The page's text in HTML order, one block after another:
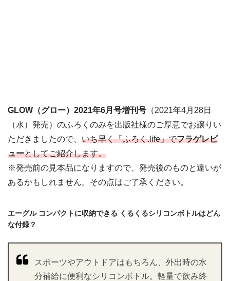
GLOW（グロー）2021年6月号増刊号 （2021年4月28日
（水）発売）のふろくのみを出版社様のご厚意でお譲りい
ただきましたので、 いち早く「ふろく.life」でフラゲレビ
ューとしてご紹介します。
※発売前の見本品になりますので、発売後のものと違いが
あるかもしれません。その点はご了承ください。
エーグル コンパクトに収納できる くるくるシリコンボトルはどん
な付録？
スポーツやアウトドアはもちろん、外出時の水
分補給に便利なシリコンボトル。軽量で飲み終